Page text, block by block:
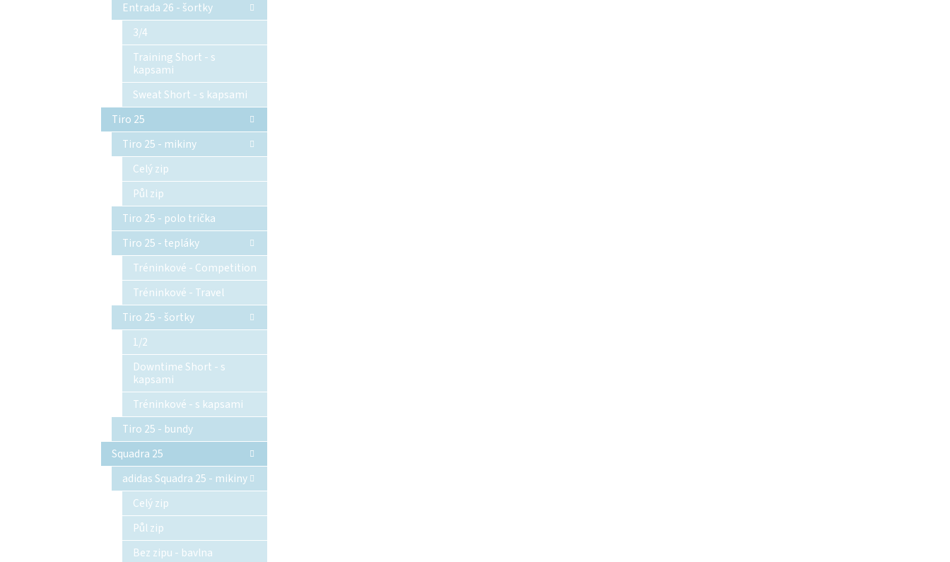
Entrada 26 - šortky
3/4
Training Short - s
kapsami
Sweat Short - s kapsami
Tiro 25
Tiro 25 - mikiny
Celý zip
Půl zip
Tiro 25 - polo trička
Tiro 25 - tepláky
Tréninkové - Competition
Tréninkové - Travel
Tiro 25 - šortky
1/2
Downtime Short - s
kapsami
Tréninkové - s kapsami
Tiro 25 - bundy
Squadra 25
adidas Squadra 25 - mikiny
Celý zip
Půl zip
Bez zipu - bavlna